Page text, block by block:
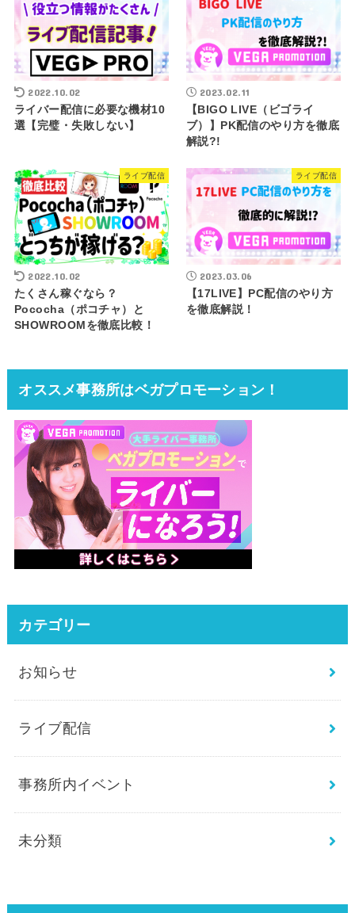
2022.10.02
ライバー配信に必要な機材10
選【完璧・失敗しない】
2023.02.11
【BIGO LIVE（ビゴライ
ブ）】PK配信のやり方を徹底
解説?!
ライブ配信
2022.10.02
たくさん稼ぐなら？
Pococha（ポコチャ）と
SHOWROOMを徹底比較！
ライブ配信
2023.03.06
【17LIVE】PC配信のやり方
を徹底解説！
オススメ事務所はベガプロモーション！
カテゴリー
お知らせ
ライブ配信
事務所内イベント
未分類